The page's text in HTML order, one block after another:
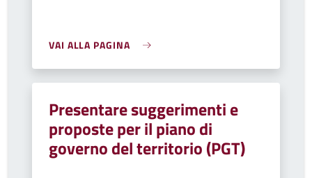
VAI ALLA PAGINA
Presentare suggerimenti e
proposte per il piano di
governo del territorio (PGT)